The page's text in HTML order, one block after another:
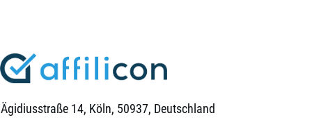
Ägidiusstraße 14, Köln, 50937, Deutschland